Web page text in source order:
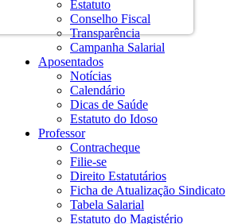
Estatuto
Conselho Fiscal
Transparência
Campanha Salarial
Aposentados
Notícias
Calendário
Dicas de Saúde
Estatuto do Idoso
Professor
Contracheque
Filie-se
Direito Estatutários
Ficha de Atualização Sindicato
Tabela Salarial
Estatuto do Magistério